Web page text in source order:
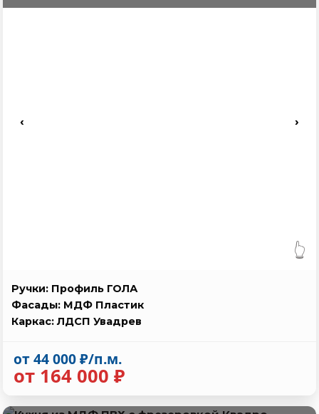
‹ ›
👆
Ручки: Профиль ГОЛА
Фасады: МДФ Пластик
Каркас: ЛДСП Увадрев
от 44 000 ₽/п.м.
от 164 000 ₽